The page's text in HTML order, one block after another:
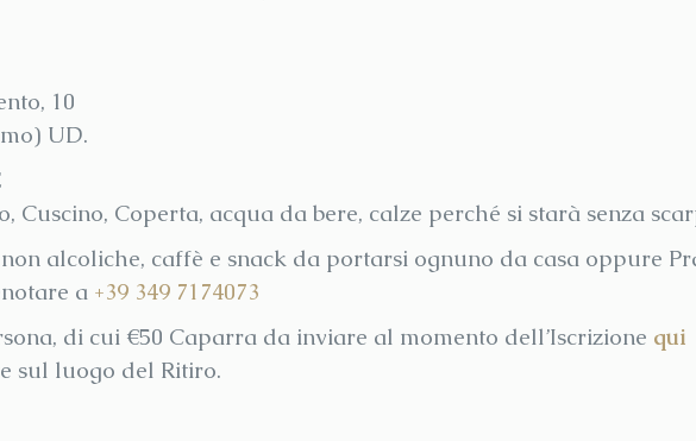
10
UD.
Cuscino, Coperta, acqua da bere, calze perché si starà senza
alcoliche, caffè e snack da portarsi ognuno da casa oppure
a +39 349 7174073
di cui €50 Caparra da inviare al momento dell’Iscrizione qui
sul luogo del Ritiro.